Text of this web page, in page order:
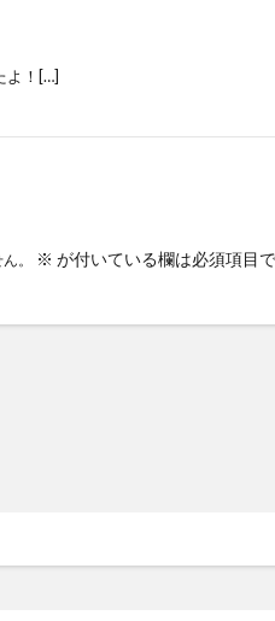
よ！[…]
。 ※ が付いている欄は必須項目